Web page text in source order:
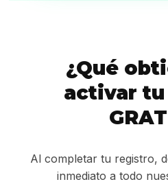
¿Qué
activar tu
Al completar tu registro,
inmediato a todo